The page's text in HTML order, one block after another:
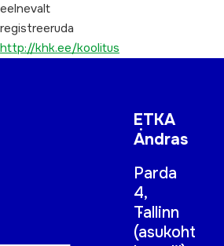
eelnevalt
registreeruda
http://khk.ee/koolitus
ETKA
Andras
Parda
4,
Tallinn
(asukoht